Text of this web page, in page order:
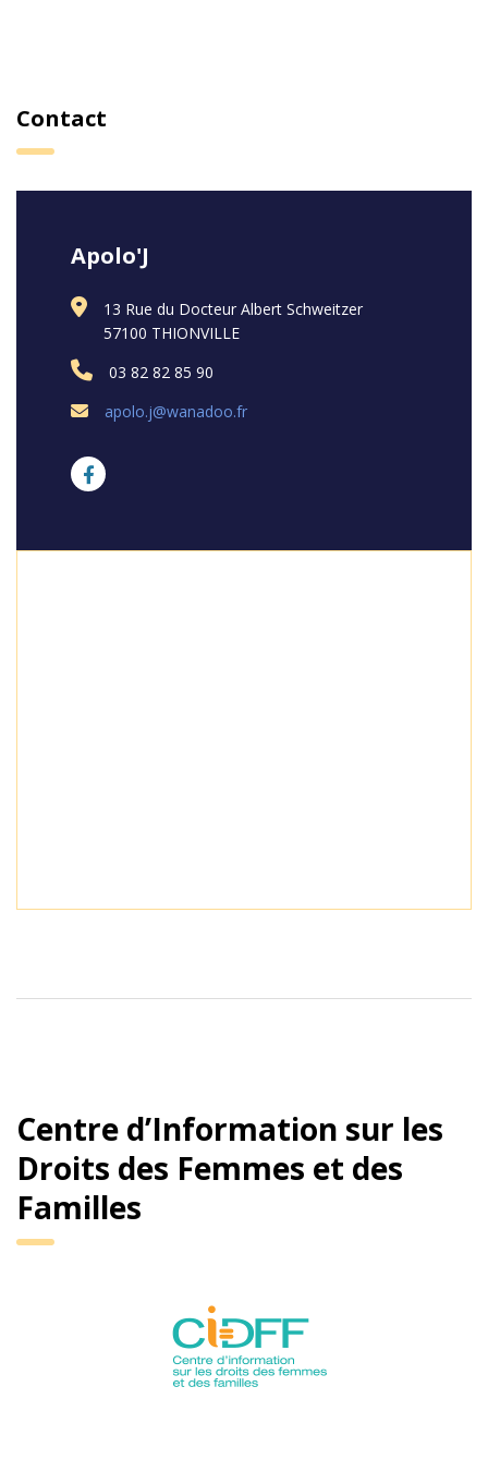
Contact
Apolo'J
13 Rue du Docteur Albert Schweitzer
57100 THIONVILLE
03 82 82 85 90
apolo.j@wanadoo.fr
Centre d’Information sur les
Droits des Femmes et des
Familles